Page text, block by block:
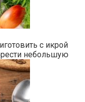
с икрой
небольшую